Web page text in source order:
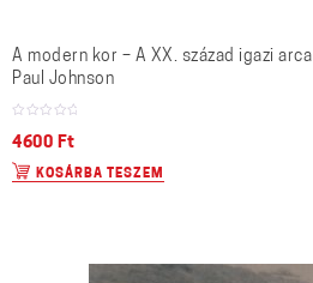
A modern kor – A XX. század igazi arca
Paul Johnson
4600 Ft
KOSÁRBA TESZEM